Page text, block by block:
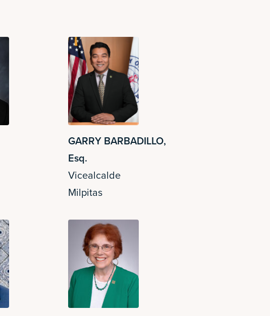
GARRY BARBADILLO,
Esq.
Vicealcalde
Milpitas